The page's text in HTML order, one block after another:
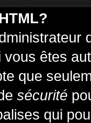
êtes
que
sécurité
qui